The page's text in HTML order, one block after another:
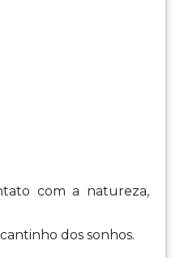
com a natureza,
dos sonhos.